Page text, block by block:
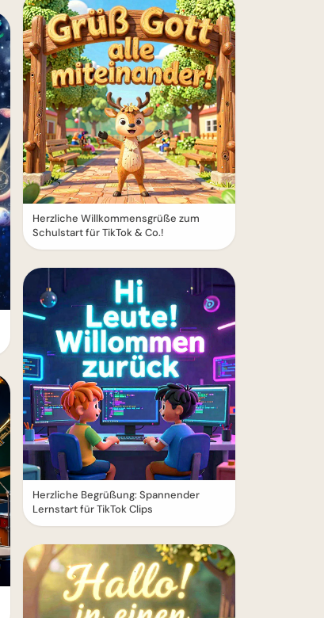
Herzliche Willkommensgrüße zum
Schulstart für TikTok & Co.!
Herzliche Begrüßung: Spannender
Lernstart für TikTok Clips